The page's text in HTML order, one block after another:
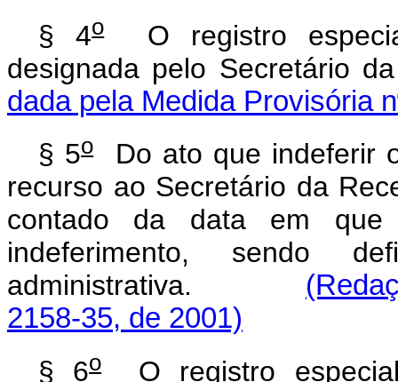
§ 4oO registro
designada pelo
dada pela Medida Provisória
§ 5oDo ato que indeferir
recurso ao Secretário da
contado da data em que
indeferimento, sendo
administrativa.
2158-35, de 2001)
§ 6oO registro especial